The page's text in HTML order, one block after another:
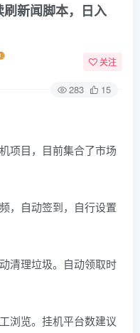
新闻脚本，日入
关注
283 15
项目，目前集合了市场
，自动签到，自行设置
清理垃圾。自动领取时
浏览。挂机平台数建议